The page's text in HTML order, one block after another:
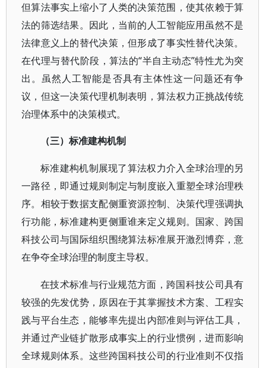
但算法事实上缩小了人类的决策范围，使其依赖于算
法的筛选结果。因此，当前的人工智能应用虽然不是
法律意义上的替代决策，但形成了事实性替代决策。
在代理与替代阶段，算法的“半自主动态”特性尤为突
出。虽然人工智能是否具有主体性这一问题还有争
议，但这一决策代理机制表明，算法权力正挑战传统
治理体系中的决策模式。
（三）标准建构机制
标准建构机制展现了算法权力介入全球治理的另
一路径，即通过规则制定与制度嵌入重塑全球治理秩
序。相较于数据支配侧重资源控制、决策代理强调执
行功能，标准建构更侧重谁来定义规则。国家、跨国
科技公司与国际组织围绕算法标准展开激烈博弈，意
在争夺全球治理的制度主导权。
在技术标准与行业规范方面，跨国科技公司具有
较强的先发优势，原因在于其掌握技术方案、工程实
践与平台生态，能够率先提出内部准则与评估工具，
并通过产业链扩散形成事实上的行业惯例，进而影响
全球规则体系。这些跨国科技公司的行业准则不仅指